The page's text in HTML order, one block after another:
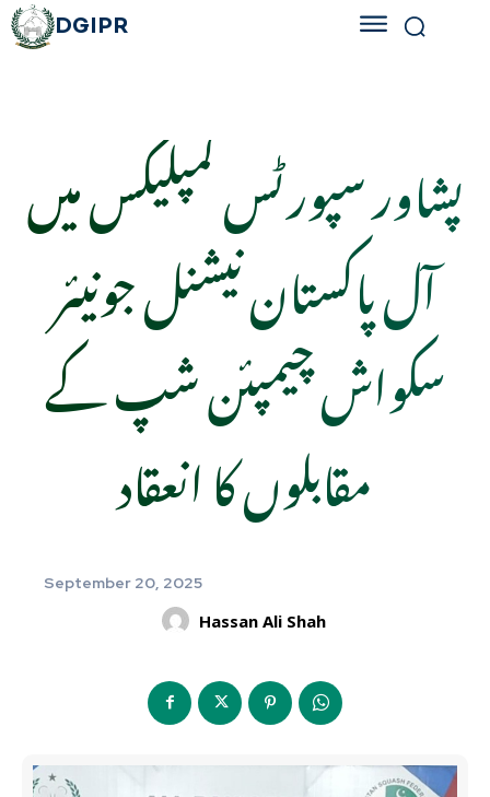
DGIPR
پشاور سپورٹس کمپلیکس میں
آل پاکستان نیشنل جونیئر
سکواش چیمپئن شپ کے
مقابلوں کا انعقاد
September 20, 2025
Hassan Ali Shah